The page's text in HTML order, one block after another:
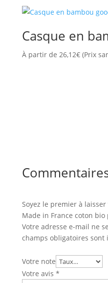
Casque en
À partir de 26,12€(Prix
Soyez le premier à
Made in France coton bio
Votre adresse e-mail ne
champs obligatoires sont
Votre note
Votre avis *